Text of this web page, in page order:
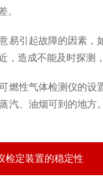
。
引起故障的因素，
，造成不能及时探测
性气体检测仪的设
汽、油烟可到的地
检定装置的稳定性